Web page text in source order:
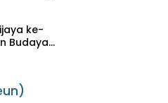
ke-
Budaya